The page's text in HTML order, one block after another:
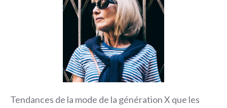
Tendances de la mode de la génération X que les